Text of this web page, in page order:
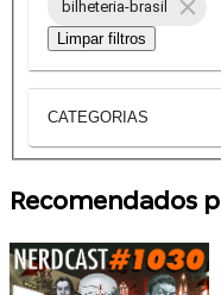
bilheteria-brasil
Limpar filtros
CATEGORIAS
Recomendados